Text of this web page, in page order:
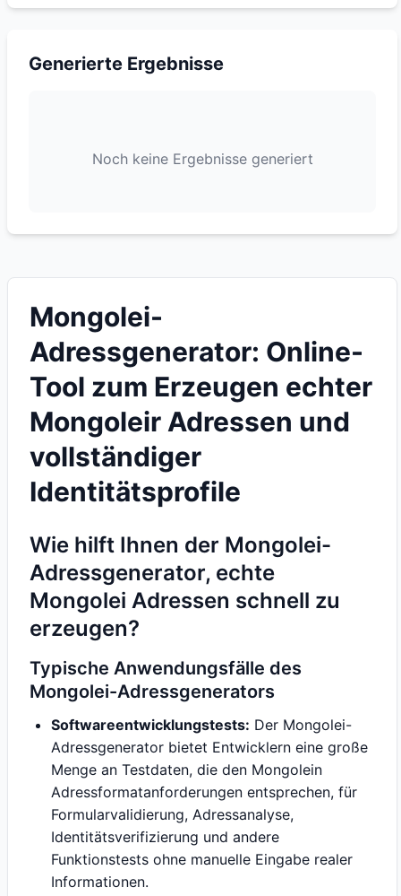
Generierte Ergebnisse
Noch keine Ergebnisse generiert
Mongolei-
Adressgenerator: Online-
Tool zum Erzeugen echter
Mongoleir Adressen und
vollständiger
Identitätsprofile
Wie hilft Ihnen der Mongolei-
Adressgenerator, echte
Mongolei Adressen schnell zu
erzeugen?
Typische Anwendungsfälle des
Mongolei-Adressgenerators
Softwareentwicklungstests: Der Mongolei-
Adressgenerator bietet Entwicklern eine große
Menge an Testdaten, die den Mongolein
Adressformatanforderungen entsprechen, für
Formularvalidierung, Adressanalyse,
Identitätsverifizierung und andere
Funktionstests ohne manuelle Eingabe realer
Informationen.